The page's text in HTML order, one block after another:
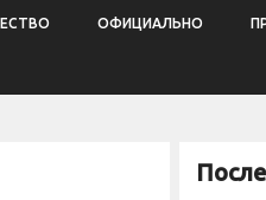
ОФИЦИАЛЬНО